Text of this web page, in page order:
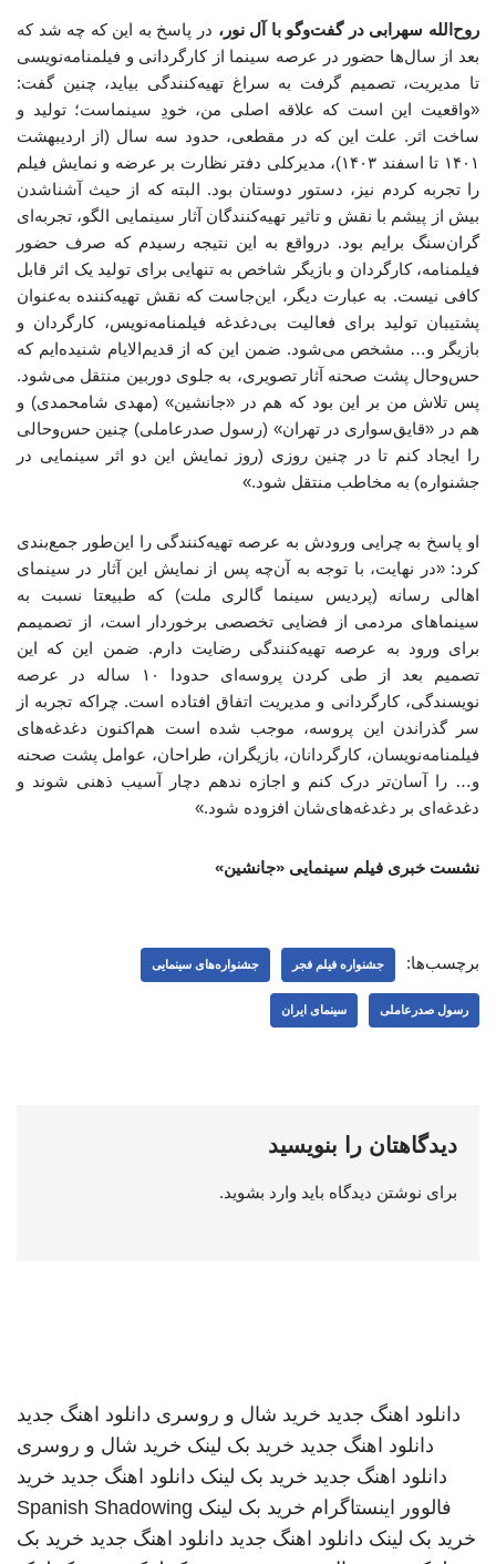
روح‌الله سهرابی در گفت‌وگو با آل نور، در پاسخ به این که چه شد که
بعد از سال‌ها حضور در عرصه سینما از کارگردانی و فیلمنامه‌نویسی
تا مدیریت، تصمیم گرفت به سراغ تهیه‌کنندگی بیاید، چنین گفت:
«واقعیت این است که علاقه اصلی من، خودِ سینماست؛ تولید و
ساخت اثر. علت این که در مقطعی، حدود سه سال (از اردیبهشت
۱۴۰۱ تا اسفند ۱۴۰۳)، مدیرکلی دفتر نظارت بر عرضه و نمایش فیلم
را تجربه کردم نیز، دستور دوستان بود. البته که از حیث آشناشدن
بیش از پیشم با نقش و تاثیر تهیه‌کنندگان آثار سینمایی الگو، تجربه‌ای
گران‌سنگ برایم بود. درواقع به این نتیجه رسیدم که صرف حضور
فیلمنامه، کارگردان و بازیگر شاخص به تنهایی برای تولید یک اثر قابل
کافی نیست. به عبارت دیگر، این‌جاست که نقش تهیه‌کننده به‌عنوان
پشتیبان تولید برای فعالیت بی‌دغدغه فیلمنامه‌نویس، کارگردان و
بازیگر و… مشخص می‌شود. ضمن این که از قدیم‌الایام شنیده‌ایم که
حس‌وحال پشت صحنه آثار تصویری، به جلوی دوربین منتقل می‌شود.
پس تلاش من بر این بود که هم در «جانشین» (مهدی شامحمدی) و
هم در «قایق‌سواری در تهران» (رسول صدرعاملی) چنین حس‌وحالی
را ایجاد کنم تا در چنین روزی (روز نمایش این دو اثر سینمایی در
جشنواره) به مخاطب منتقل شود.»
او پاسخ به چرایی ورودش به عرصه تهیه‌کنندگی را این‌طور جمع‌بندی
کرد: «در نهایت، با توجه به آن‌چه پس از نمایش این آثار در سینمای
اهالی رسانه (پردیس سینما گالری ملت) که طبیعتا نسبت به
سینماهای مردمی از فضایی تخصصی برخوردار است، از تصمیمم
برای ورود به عرصه تهیه‌کنندگی رضایت دارم. ضمن این که این
تصمیم بعد از طی کردن پروسه‌ای حدودا ۱۰ ساله در عرصه
نویسندگی، کارگردانی و مدیریت اتفاق افتاده است. چراکه تجربه از
سر گذراندن این پروسه، موجب شده است هم‌اکنون دغدغه‌های
فیلمنامه‌نویسان، کارگردانان، بازیگران، طراحان، عوامل پشت صحنه
و… را آسان‌تر درک کنم و اجازه ندهم دچار آسیب ذهنی شوند و
دغدغه‌ای بر دغدغه‌های‌شان افزوده شود.»
نشست خبری فیلم سینمایی «جانشین»
برچسب‌ها: جشنواره فیلم فجر جشنواره‌های سینمایی
رسول صدرعاملی سینمای ایران
دیدگاهتان را بنویسید
برای نوشتن دیدگاه باید وارد بشوید.
دانلود اهنگ جدید خرید شال و روسری دانلود اهنگ جدید
دانلود اهنگ جدید خرید بک لینک خرید شال و روسری
دانلود اهنگ جدید خرید بک لینک دانلود اهنگ جدید خرید
فالوور اینستاگرام خرید بک لینک Spanish Shadowing
خرید بک لینک دانلود اهنگ جدید دانلود اهنگ جدید خرید بک